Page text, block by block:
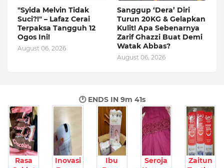
"Syida Melvin Tidak
Suci?!" – Lafaz Cerai
Terpaksa Tangguh 12
Ogos Ini!
August 06, 2026
Sanggup ‘Dera’ Diri
Turun 20KG & Gelapkan
Kulit! Apa Sebenarnya
Zarif Ghazzi Buat Demi
Watak Abbas?
August 06, 2026
🕐 ENDS IN 9m 40s
Rasa
Inovasi
Ibu
Seroja
Zaitun